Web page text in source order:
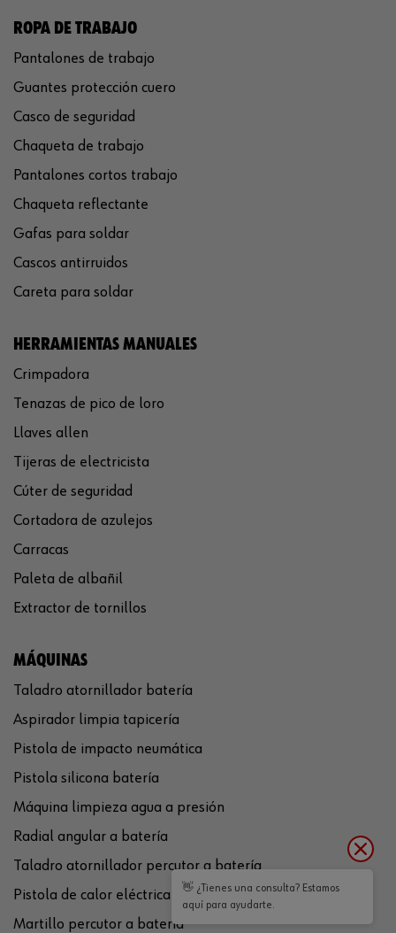
ROPA DE TRABAJO
Pantalones de trabajo
Guantes protección cuero
Casco de seguridad
Chaqueta de trabajo
Pantalones cortos trabajo
Chaqueta reflectante
Gafas para soldar
Cascos antirruidos
Careta para soldar
HERRAMIENTAS MANUALES
Crimpadora
Tenazas de pico de loro
Llaves allen
Tijeras de electricista
Cúter de seguridad
Cortadora de azulejos
Carracas
Paleta de albañil
Extractor de tornillos
MÁQUINAS
Taladro atornillador batería
Aspirador limpia tapicería
Pistola de impacto neumática
Pistola silicona batería
Máquina limpieza agua a presión
Radial angular a batería
Taladro atornillador percutor a batería
Pistola de calor eléctrica
Martillo percutor a batería
👋 ¿Tienes una consulta? Estamos
aquí para ayudarte.